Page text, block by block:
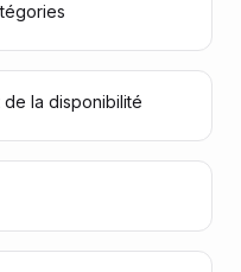
la disponibilité